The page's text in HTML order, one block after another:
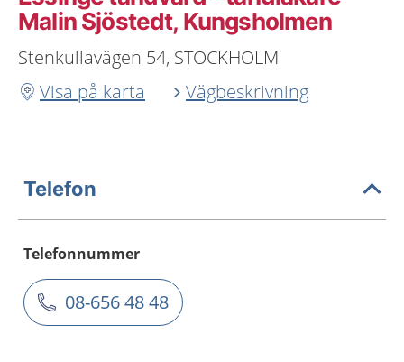
Malin Sjöstedt, Kungsholmen
Stenkullavägen 54, STOCKHOLM
Visa på karta
Vägbeskrivning
Telefon
Telefonnummer
08-656 48 48